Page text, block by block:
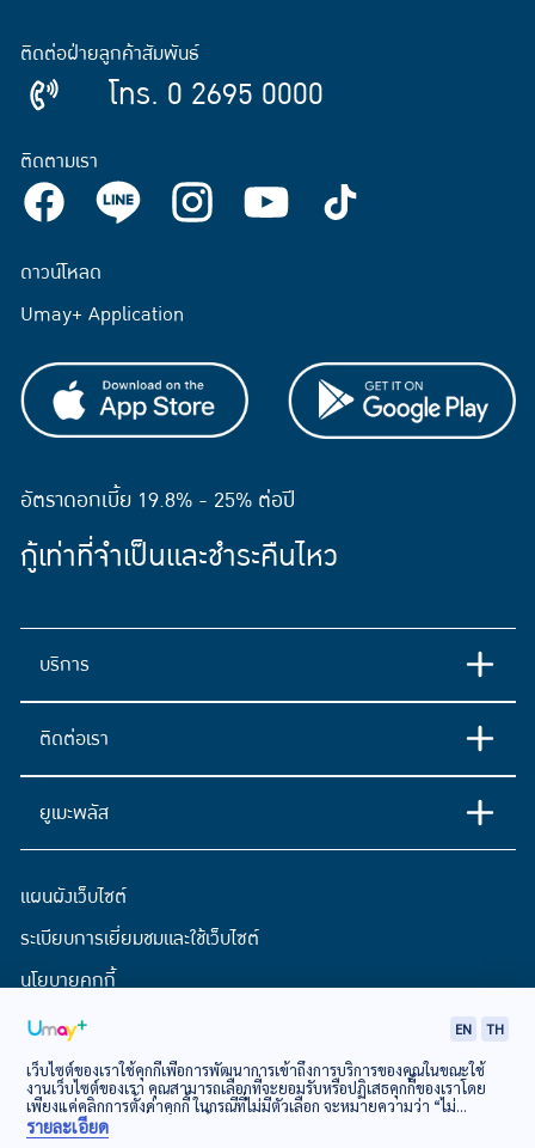
ติดต่อฝ่ายลูกค้าสัมพันธ์
โทร. 0 2695 0000
ติดตามเรา
ดาวน์โหลด
Umay+ Application
อัตราดอกเบี้ย 19.8% - 25% ต่อปี
กู้เท่าที่จำเป็นและชำระคืนไหว
บริการ
ติดต่อเรา
ยูเมะพลัส
แผนผังเว็บไซต์
ระเบียบการเยี่ยมชมและใช้เว็บไซต์
นโยบายคุกกี้
ประกาศการคุ้มครองข้อมูลส่วนบุคคล
© EASY BUY Public Company Limited
EN TH
เว็บไซต์ของเราใช้คุกกี้เพื่อการพัฒนาการเข้าถึงการบริการของคุณในขณะใช้
งานเว็บไซต์ของเรา คุณสามารถเลือกที่จะยอมรับหรือปฏิเสธคุกกี้ของเราโดย
เพียงแค่คลิกการตั้งค่าคุกกี้ ในกรณีที่ไม่มีตัวเลือก จะหมายความว่า “ไม่
ยินยอม”นโยบายเกี่ยวกับคุกกี้
รายละเอียด